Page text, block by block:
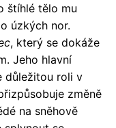
štíhlé tělo mu
úzkých nor.
, který se dokáže
Jeho hlavní
důležitou roli v
změně
na sněhově